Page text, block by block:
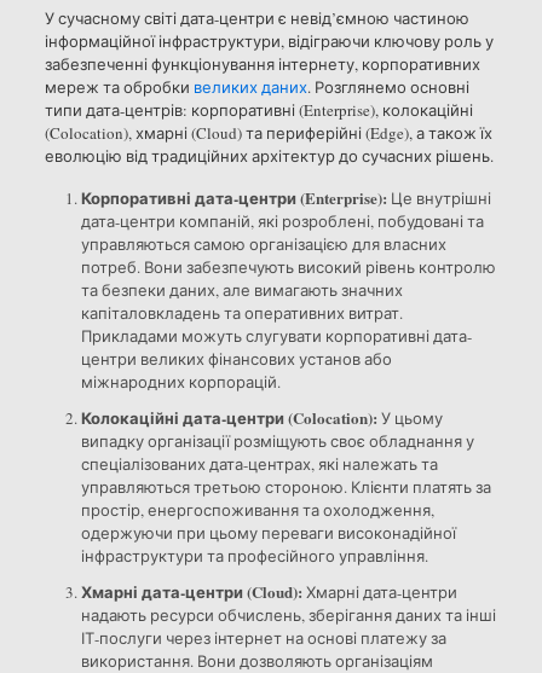
У сучасному світі дата-центри є невід’ємною частиною
інформаційної інфраструктури, відіграючи ключову роль у
забезпеченні функціонування інтернету, корпоративних
мереж та обробки великих даних. Розглянемо основні
типи дата-центрів: корпоративні (Enterprise), колокаційні
(Colocation), хмарні (Cloud) та периферійні (Edge), а також їх
еволюцію від традиційних архітектур до сучасних рішень.
Корпоративні дата-центри (Enterprise): Це внутрішні
дата-центри компаній, які розроблені, побудовані та
управляються самою організацією для власних
потреб. Вони забезпечують високий рівень контролю
та безпеки даних, але вимагають значних
капіталовкладень та оперативних витрат.
Прикладами можуть слугувати корпоративні дата-
центри великих фінансових установ або
міжнародних корпорацій.
Колокаційні дата-центри (Colocation): У цьому
випадку організації розміщують своє обладнання у
спеціалізованих дата-центрах, які належать та
управляються третьою стороною. Клієнти платять за
простір, енергоспоживання та охолодження,
одержуючи при цьому переваги високонадійної
інфраструктури та професійного управління.
Хмарні дата-центри (Cloud): Хмарні дата-центри
надають ресурси обчислень, зберігання даних та інші
ІТ-послуги через інтернет на основі платежу за
використання. Вони дозволяють організаціям